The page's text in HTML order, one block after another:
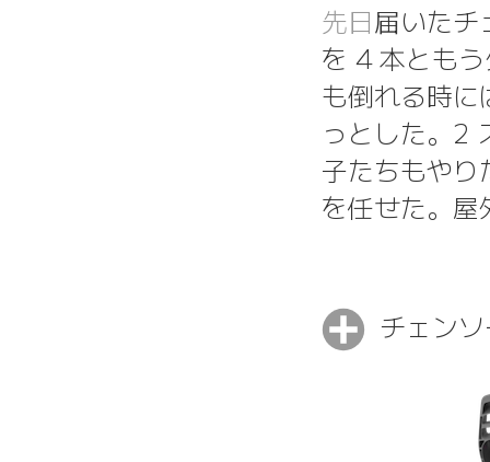
先日届いた
を 4 本とも
も倒れる時
っとした。2
子たちもや
を任せた。
チェン